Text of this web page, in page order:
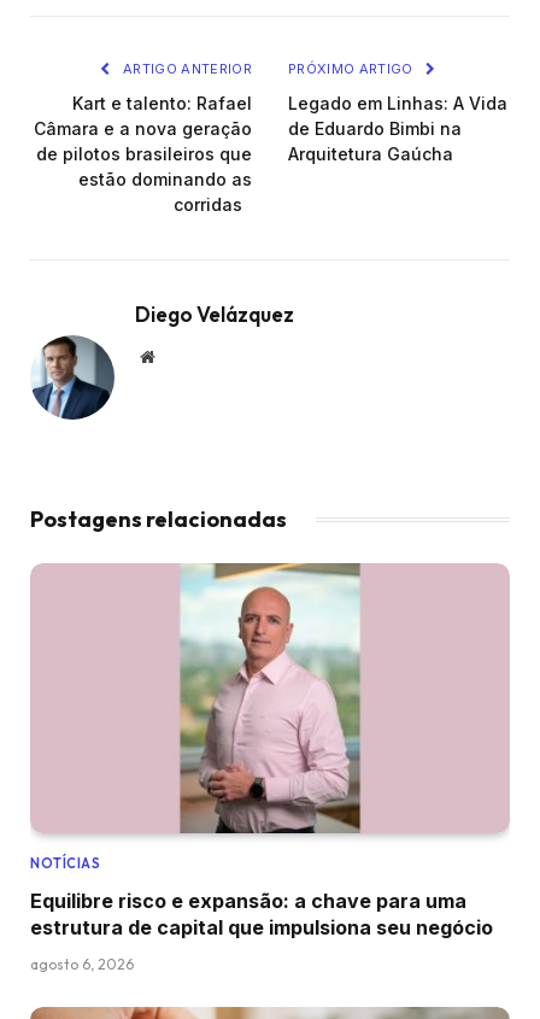
ARTIGO ANTERIOR
Kart e talento: Rafael
Câmara e a nova geração
de pilotos brasileiros que
estão dominando as
corridas
PRÓXIMO ARTIGO
Legado em Linhas: A Vida
de Eduardo Bimbi na
Arquitetura Gaúcha
Diego Velázquez
Website
Postagens relacionadas
NOTÍCIAS
Equilibre risco e expansão: a chave para uma
estrutura de capital que impulsiona seu negócio
agosto 6, 2026